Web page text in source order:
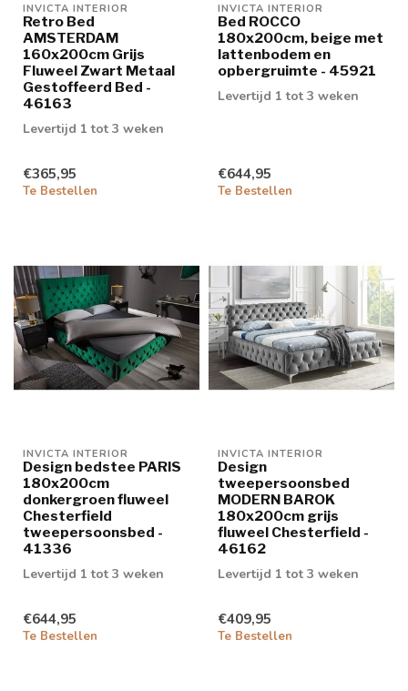
INVICTA INTERIOR
Retro Bed
AMSTERDAM
160x200cm Grijs
Fluweel Zwart Metaal
Gestoffeerd Bed -
46163
Levertijd 1 tot 3 weken
€365,95
Te Bestellen
INVICTA INTERIOR
Bed ROCCO
180x200cm, beige met
lattenbodem en
opbergruimte - 45921
Levertijd 1 tot 3 weken
€644,95
Te Bestellen
INVICTA INTERIOR
Design bedstee PARIS
180x200cm
donkergroen fluweel
Chesterfield
tweepersoonsbed -
41336
Levertijd 1 tot 3 weken
€644,95
Te Bestellen
INVICTA INTERIOR
Design
tweepersoonsbed
MODERN BAROK
180x200cm grijs
fluweel Chesterfield -
46162
Levertijd 1 tot 3 weken
€409,95
Te Bestellen